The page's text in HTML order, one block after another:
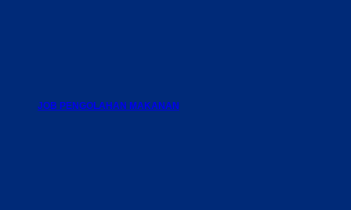
JOB PENGOLAHAN MAKANAN